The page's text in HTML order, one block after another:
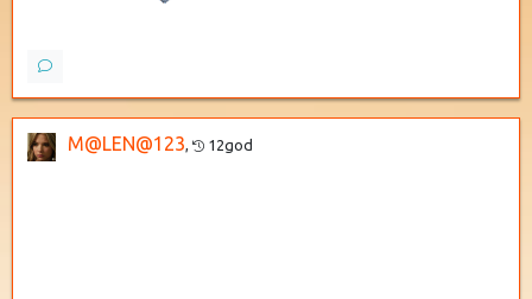
M@LEN@123, 12god